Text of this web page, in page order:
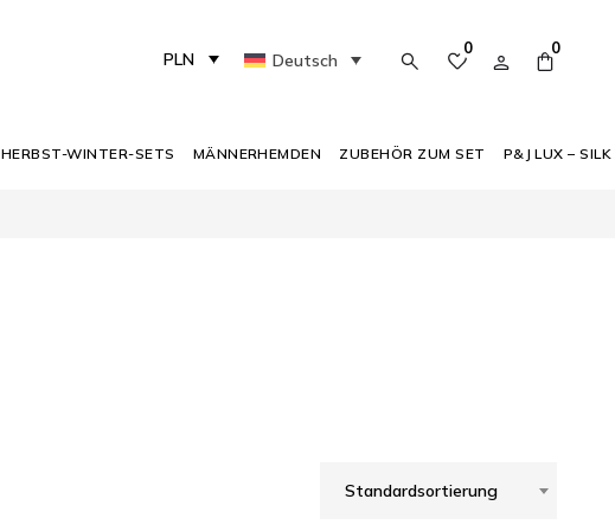
PLN Deutsch
0 0
HERBST-WINTER-SETS MÄNNERHEMDEN ZUBEHÖR ZUM SET P&J LUX – SILK
Standardsortierung